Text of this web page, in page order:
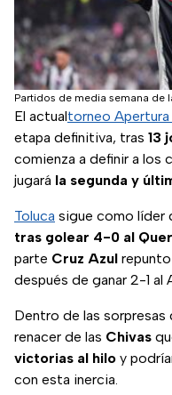
Partidos de media semana de
El actualtorneo
etapa definitiva, tras 13
comienza a definir a los
jugará la segunda y
Toluca sigue como líder
tras golear 4-0 al
parte Cruz Azul
después de ganar 2-1 al
Dentro de las sorpresas
renacer de las Chivas
victorias al hilo y
con esta inercia.